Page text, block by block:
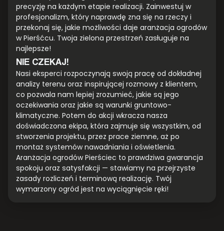
precyzję na każdym etapie realizacji. Zainwestuj w
profesjonalizm, który naprawdę zna się na rzeczy i
przekonaj się, jakie możliwości daje aranżacja ogrodów
w Pierśćcu. Twoja zielona przestrzeń zasługuje na
najlepsze!
NIE CZEKAJ!
Nasi eksperci rozpoczynają swoją pracę od dokładnej
analizy terenu oraz inspirującej rozmowy z klientem,
co pozwala nam lepiej zrozumieć, jakie są jego
oczekiwania oraz jakie są warunki gruntowo-
klimatyczne. Potem do akcji wkracza nasza
doświadczona ekipa, która zajmuje się wszystkim, od
stworzenia projektu, przez prace ziemne, aż po
montaż systemów nawadniania i oświetlenia.
Aranżacja ogrodów Pierściec to prawdziwa gwarancja
spokoju oraz satysfakcji — stawiamy na przejrzyste
zasady rozliczeń i terminową realizację. Twój
wymarzony ogród jest na wyciągnięcie ręki!